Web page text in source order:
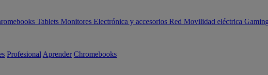
Tablets Monitores Electrónica y accesorios Red Movilidad eléctrica
Profesional Aprender Chromebooks